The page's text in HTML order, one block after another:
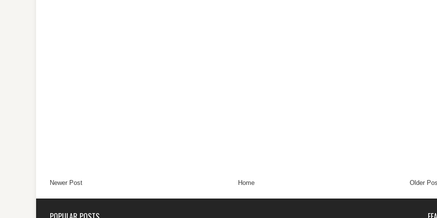
Newer Post Older
Home